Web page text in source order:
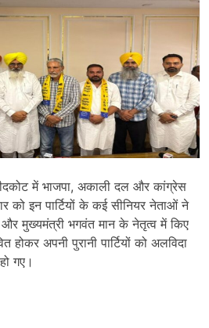
में भाजपा, अकाली दल और कांग्रेस
को इन पार्टियों के कई सीनियर नेताओं ने
और मुख्यमंत्री भगवंत मान के नेतृत्व में किए
होकर अपनी पुरानी पार्टियों को अलविदा
गए।